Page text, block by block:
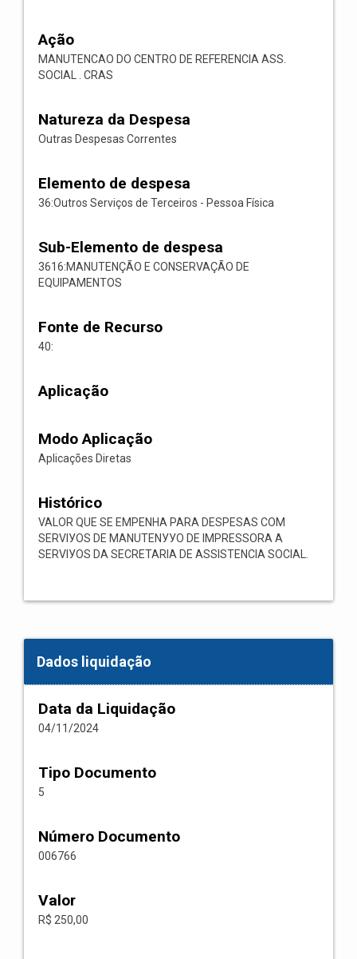
Ação
MANUTENCAO DO CENTRO DE REFERENCIA ASS.
SOCIAL . CRAS
Natureza da Despesa
Outras Despesas Correntes
Elemento de despesa
36:Outros Serviços de Terceiros - Pessoa Física
Sub-Elemento de despesa
3616:MANUTENÇÃO E CONSERVAÇÃO DE
EQUIPAMENTOS
Fonte de Recurso
40:
Aplicação
Modo Aplicação
Aplicações Diretas
Histórico
VALOR QUE SE EMPENHA PARA DESPESAS COM
SERVIУOS DE MANUTENУУO DE IMPRESSORA A
SERVIУOS DA SECRETARIA DE ASSISTENCIA SOCIAL.
Dados liquidação
Data da Liquidação
04/11/2024
Tipo Documento
5
Número Documento
006766
Valor
R$ 250,00